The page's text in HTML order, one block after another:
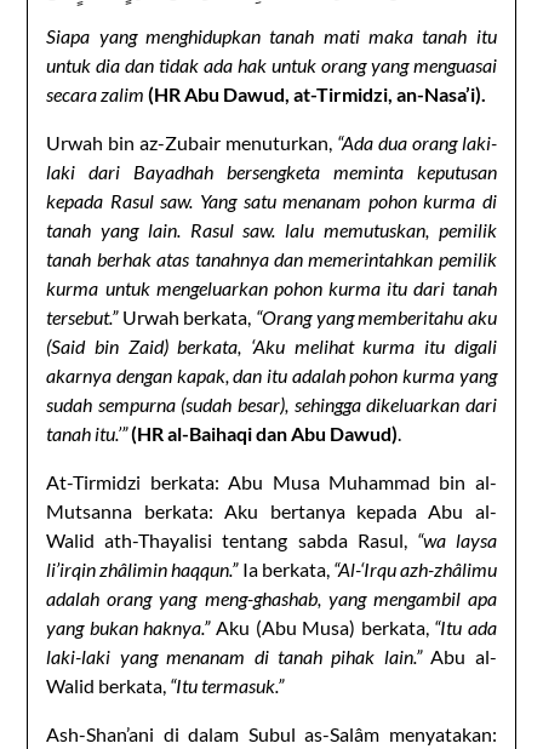
Siapa yang menghidupkan tanah mati maka tanah itu
untuk dia dan tidak ada hak untuk orang yang menguasai
secara zalim (HR Abu Dawud, at-Tirmidzi, an-Nasa’i).
Urwah bin az-Zubair menuturkan, “Ada dua orang laki-
laki dari Bayadhah bersengketa meminta keputusan
kepada Rasul saw. Yang satu menanam pohon kurma di
tanah yang lain. Rasul saw. lalu memutuskan, pemilik
tanah berhak atas tanahnya dan memerintahkan pemilik
kurma untuk mengeluarkan pohon kurma itu dari tanah
tersebut.” Urwah berkata, “Orang yang memberitahu aku
(Said bin Zaid) berkata, ‘Aku melihat kurma itu digali
akarnya dengan kapak, dan itu adalah pohon kurma yang
sudah sempurna (sudah besar), sehingga dikeluarkan dari
tanah itu.’”(HR al-Baihaqi dan Abu Dawud).
At-Tirmidzi berkata: Abu Musa Muhammad bin al-
Mutsanna berkata: Aku bertanya kepada Abu al-
Walid ath-Thayalisi tentang sabda Rasul,“wa laysa
li’irqin zhâlimin haqqun.”Ia berkata,“Al-‘Irqu azh-zhâlimu
adalah orang yang meng-ghashab, yang mengambil apa
yang bukan haknya.” Aku (Abu Musa) berkata, “Itu ada
laki-laki yang menanam di tanah pihak lain.”Abu al-
Walid berkata, “Itu termasuk.”
Ash-Shan’ani di dalam Subul as-Salâm menyatakan: